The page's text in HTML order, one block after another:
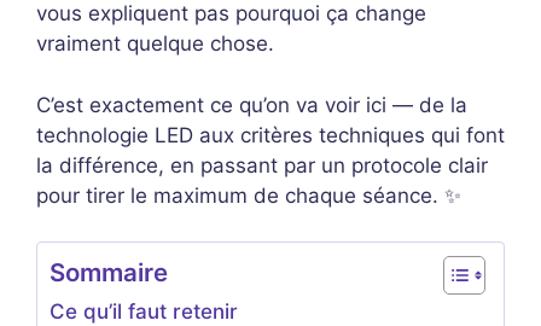
vous expliquent pas pourquoi ça change
vraiment quelque chose.
C’est exactement ce qu’on va voir ici — de la
technologie LED aux critères techniques qui font
la différence, en passant par un protocole clair
pour tirer le maximum de chaque séance. ✨
Sommaire
Ce qu’il faut retenir